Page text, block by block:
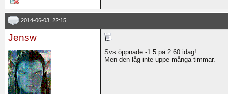
2014-06-03, 22:15
Jensw
Svs öppnade -1.5 på 2.60 idag!
Men den låg inte uppe många timmar.